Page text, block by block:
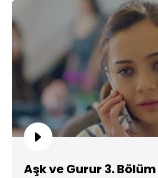
Aşk ve Gurur 3.